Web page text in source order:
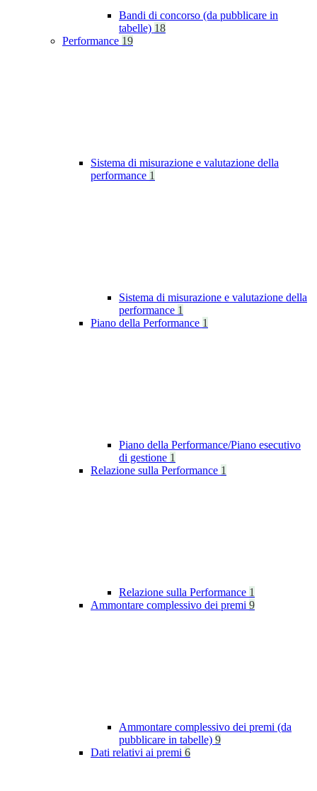
Bandi di concorso (da pubblicare in
tabelle) 18
Performance 19
Sistema di misurazione e valutazione della
performance 1
Sistema di misurazione e valutazione della
performance 1
Piano della Performance 1
Piano della Performance/Piano esecutivo
di gestione 1
Relazione sulla Performance 1
Relazione sulla Performance 1
Ammontare complessivo dei premi 9
Ammontare complessivo dei premi (da
pubblicare in tabelle) 9
Dati relativi ai premi 6